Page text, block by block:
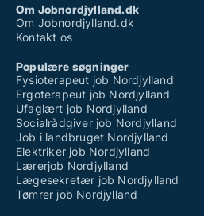
Om Jobnordjylland.dk
Om Jobnordjylland.dk
Kontakt os
Populære søgninger
Fysioterapeut job Nordjylland
Ergoterapeut job Nordjylland
Ufaglært job Nordjylland
Socialrådgiver job Nordjylland
Job i landbruget Nordjylland
Elektriker job Nordjylland
Lærerjob Nordjylland
Lægesekretær job Nordjylland
Tømrer job Nordjylland